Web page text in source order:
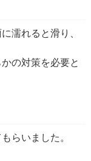
濡れると滑り、
の対策を必要と
らいました。